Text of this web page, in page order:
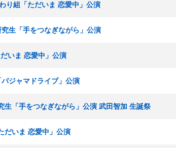
り組「ただいま 恋愛中」公演
生「手をつなぎながら」公演
いま 恋愛中」公演
ジャマドライブ」公演
「手をつなぎながら」公演 武田智加 生誕祭
だいま 恋愛中」公演